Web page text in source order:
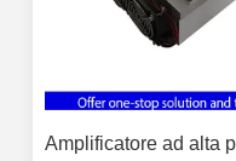
Amplificatore ad alta